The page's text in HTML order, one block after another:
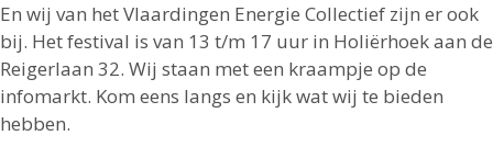
En wij van het Vlaardingen Energie Collectief zijn er ook
bij. Het festival is van 13 t/m 17 uur in Holiërhoek aan de
Reigerlaan 32. Wij staan met een kraampje op de
infomarkt. Kom eens langs en kijk wat wij te bieden
hebben.